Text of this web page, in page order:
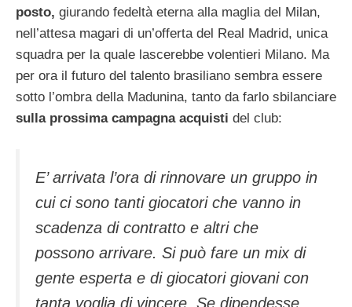
posto, giurando fedeltà eterna alla maglia del Milan,
nell’attesa magari di un’offerta del Real Madrid, unica
squadra per la quale lascerebbe volentieri Milano. Ma
per ora il futuro del talento brasiliano sembra essere
sotto l’ombra della Madunina, tanto da farlo sbilanciare
sulla prossima campagna acquisti del club:
E’ arrivata l’ora di rinnovare un gruppo in
cui ci sono tanti giocatori che vanno in
scadenza di contratto e altri che
possono arrivare. Si può fare un mix di
gente esperta e di giocatori giovani con
tanta voglia di vincere. Se dipendesse